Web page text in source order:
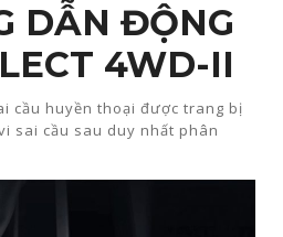
DẪN ĐỘNG
4WD-II​​
cầu huyền thoại được trang bị
sai cầu sau duy nhất phân